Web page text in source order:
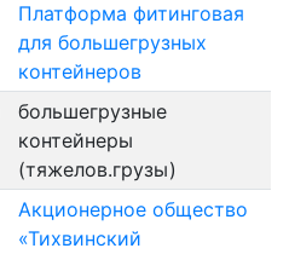
Платформа фитинговая
для большегрузных
контейнеров
большегрузные
контейнеры
(тяжелов.грузы)
Акционерное общество
«Тихвинский